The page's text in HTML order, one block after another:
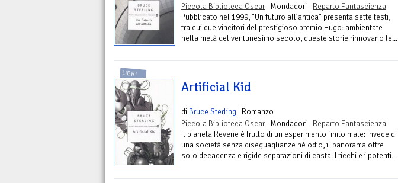
Piccola Biblioteca Oscar- Mondadori - Reparto Fantascienza
Pubblicato nel 1999, "Un futuro all'antica" presenta sette testi,
tra cui due vincitori del prestigioso premio Hugo: ambientate
nella metà del ventunesimo secolo, queste storie rinnovano le...
LIBRI
Artificial Kid
di Bruce Sterling | Romanzo
Piccola Biblioteca Oscar- Mondadori - Reparto Fantascienza
Il pianeta Reverie è frutto di un esperimento finito male: invece di
una società senza diseguaglianze né odio, il panorama offre
solo decadenza e rigide separazioni di casta. I ricchi e i potenti...